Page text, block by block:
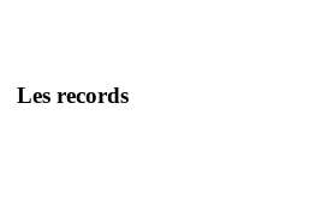
Les records